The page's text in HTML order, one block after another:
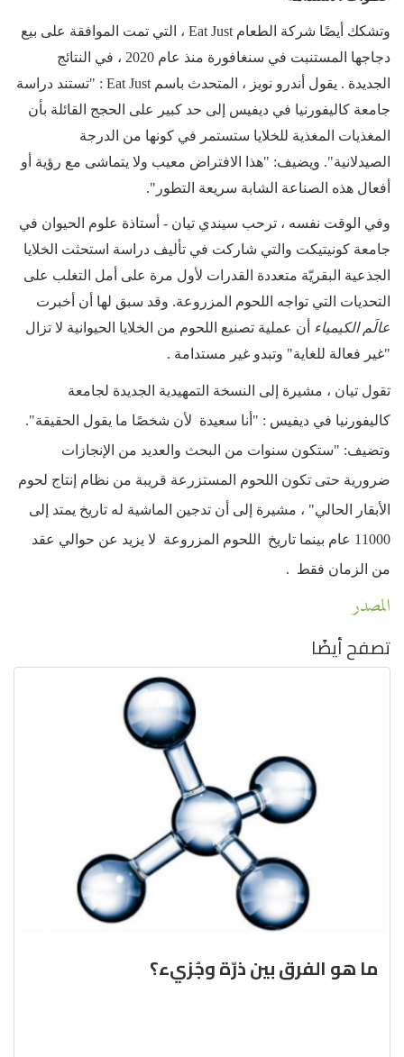
وتشكك أيضًا شركة الطعام Eat Just ، التي تمت الموافقة على بيع
دجاجها المستنبت في سنغافورة منذ عام 2020 ، في النتائج
الجديدة . يقول أندرو نويز ، المتحدث باسم Eat Just : "تستند دراسة
جامعة كاليفورنيا في ديفيس إلى حد كبير على الحجج القائلة بأن
المغذيات المغذية للخلايا ستستمر في كونها من الدرجة
الصيدلانية". ويضيف: "هذا الافتراض معيب ولا يتماشى مع رؤية أو
أفعال هذه الصناعة الشابة سريعة التطور".
وفي الوقت نفسه ، ترحب سيندي تيان - أستاذة علوم الحيوان في
جامعة كونيتيكت والتي شاركت في تأليف دراسة استحثت الخلايا
الجذعية البقريّة متعددة القدرات لأول مرة على أمل التغلب على
التحديات التي تواجه اللحوم المزروعة. وقد سبق لها أن أخبرت
عالَم الكيمياء أن عملية تصنيع اللحوم من الخلايا الحيوانية لا تزال
"غير فعالة للغاية" وتبدو غير مستدامة .
تقول تيان ، مشيرة إلى النسخة التمهيدية الجديدة لجامعة
كاليفورنيا في ديفيس : "أنا سعيدة لأن شخصًا ما يقول الحقيقة".
وتضيف: "ستكون سنوات من البحث والعديد من الإنجازات
ضرورية حتى تكون اللحوم المستزرعة قريبة من نظام إنتاج لحوم
الأبقار الحالي" ، مشيرة إلى أن تدجين الماشية له تاريخ يمتد إلى
11000 عام بينما تاريخ اللحوم المزروعة لا يزيد عن حوالي عقد
من الزمان فقط .
المصدر
تصفح أيضًا
ما هو الفرق بين ذرّة وجُزيء؟